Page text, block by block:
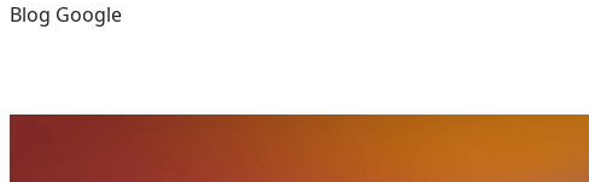
Blog Google